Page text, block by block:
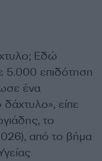
Εδώ
5.000 επιδότηση
ένα
δάχτυλο», είπε
το
από το βήμα